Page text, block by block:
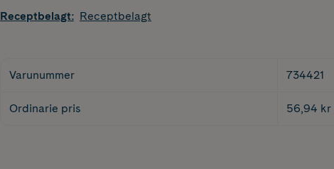
Receptbelagt: Receptbelagt
Varunummer 734421
Ordinarie pris 56,94 kr